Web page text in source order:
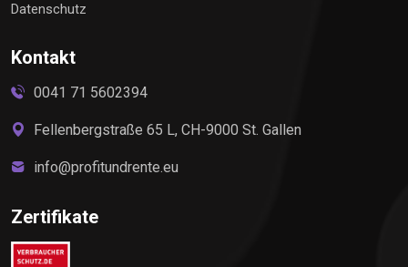
Datenschutz
Kontakt
0041 71 5602394
Fellenbergstraße 65 L, CH-9000 St. Gallen
info@profitundrente.eu
Zertifikate